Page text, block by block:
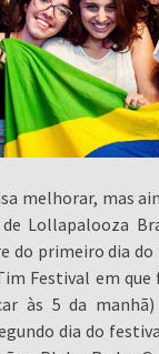
melhorar, mas
Lollapalooza
do primeiro dia
Festival em
às 5 da
dia do